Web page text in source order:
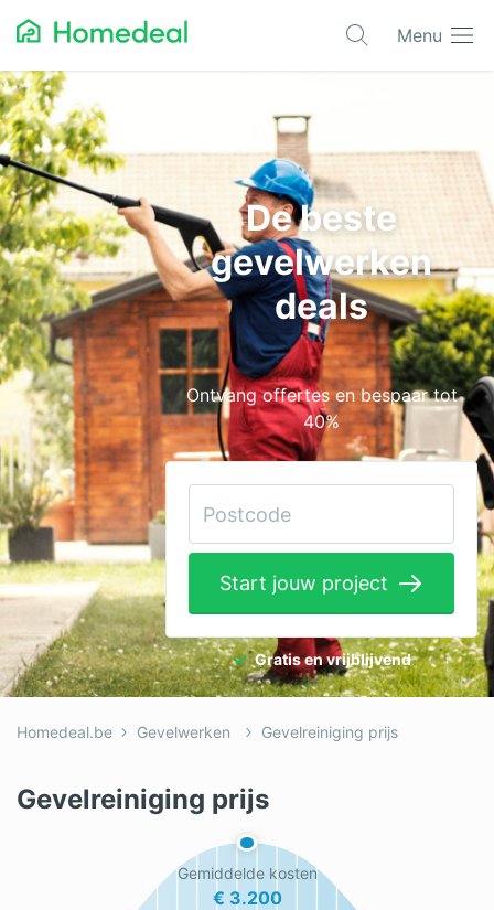
Menu
Populaire projecten
Aannemer
Airco
Alarmsystemen
Architect
Asbest
Bestrating
Cv-ketels
Dakwerken
Elektricien
Gevelwerken
Glas
Hekwerken
Hovenier
Isolatie
Loodgieter
De beste
gevelwerken
deals
Ontvang offertes en bespaar tot
40%
Start jouw project
Gratis en vrijblijvend
Homedeal.be Gevelwerken Gevelreiniging prijs
Gevelreiniging prijs
Gemiddelde kosten
€ 3.200